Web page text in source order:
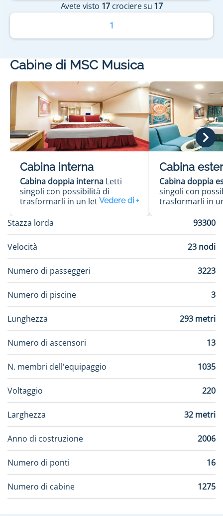
Avete visto 17 crociere su 17
1
Cabine di MSC Musica
Cabina interna
Cabina doppia interna Letti
singoli con possibilità di
trasformarli in un letto
eccezione delle cabine per
Bagno con doccia. TV
interattiva. Telefono.
Connessione a Internet dal
proprio pc portatile (a
pagamento). Minibar e
cassaforte. Aria condizionata.
Superficie di circa 13 m2.
Cabina
Cabina doppia
singoli con
trasformarli in
eccezione delle
Bagno con
Connessione a
proprio pc
pagamento).
cassaforte. Aria
Superficie di
Alcune cabine
Stazza lorda 93300
Velocità 23 nodi
Numero di passeggeri 3223
Numero di piscine 3
Lunghezza 293 metri
Numero di ascensori 13
N. membri dell'equipaggio 1035
Voltaggio 220
Larghezza 32 metri
Anno di costruzione 2006
Numero di ponti 16
Numero di cabine 1275